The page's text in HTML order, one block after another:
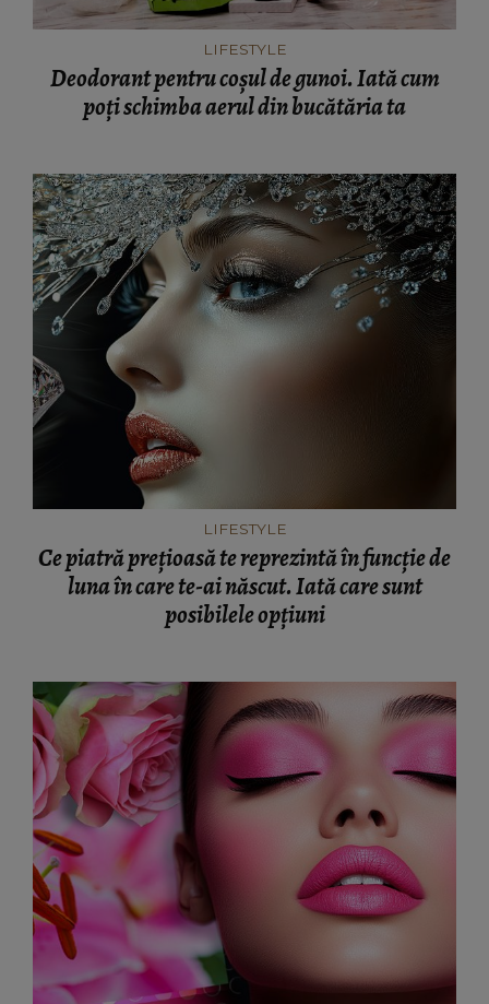
LIFESTYLE
Deodorant pentru coșul de gunoi. Iată cum
poți schimba aerul din bucătăria ta
LIFESTYLE
Ce piatră prețioasă te reprezintă în funcție de
luna în care te-ai născut. Iată care sunt
posibilele opțiuni